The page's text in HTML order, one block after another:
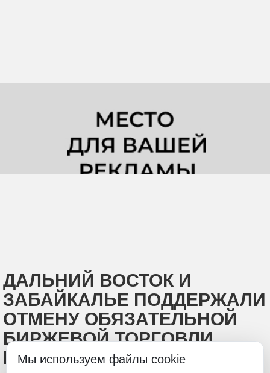
ДАЛЬНИЙ ВОСТОК И
ЗАБАЙКАЛЬЕ ПОДДЕРЖАЛИ
ОТМЕНУ ОБЯЗАТЕЛЬНОЙ
БИРЖЕВОЙ ТОРГОВЛИ
РЫБОЙ
Мы используем файлы cookie